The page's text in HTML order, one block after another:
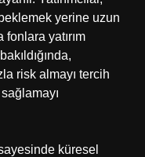
yerine uzun
yatırım
risk almayı tercih
küresel